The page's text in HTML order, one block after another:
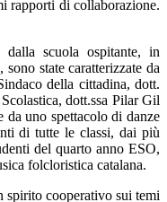
rapporti di collaborazione.
scuola ospitante, in
state caratterizzate da
della cittadina, dott.
dott.ssa Pilar Gil
da uno spettacolo di danze
di tutte le classi, dai più
del quarto anno ESO,
folcloristica catalana.
spirito cooperativo sui temi